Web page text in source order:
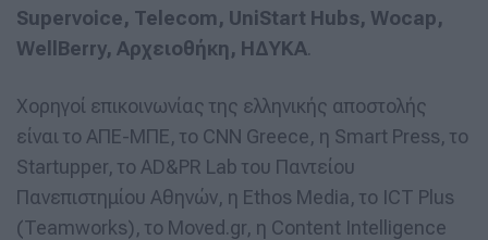
Supervoice, Telecom, UniStart Hubs, Wocap,
WellBerry, Αρχειοθήκη, ΗΔΥΚΑ.
Χορηγοί επικοινωνίας της ελληνικής αποστολής
είναι το ΑΠΕ-ΜΠΕ, το CNN Greece, η Smart Press, το
Startupper, το AD&PR Lab του Παντείου
Πανεπιστημίου Αθηνών, η Ethos Media, το ICT Plus
(Teamworks), το Moved.gr, η Content Intelligence